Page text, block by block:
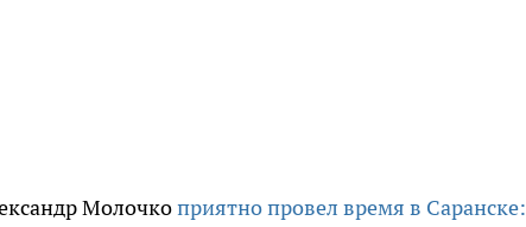
Молочкоприятно провел время в